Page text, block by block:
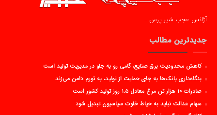
آژانس عجب شیر پرس …
جدیدترین مطالب
کاهش محدودیت برق صنایع، گامی رو به جلو در مدیریت تولید است
بنگاه‌داری بانک‌ها به جای حمایت از تولید، به تورم دامن می‌زند
صادرات ۱۰ هزار تن مرغ معادل ۱.۵ روز تولید کشور است
سهام عدالت نباید به حیاط خلوت سیاسیون تبدیل شود